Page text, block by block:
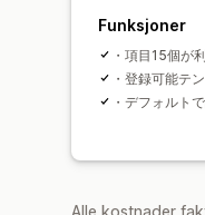
Funksjoner
・項目15個が
・登録可能テ
・デフォルト
Alle kostnader